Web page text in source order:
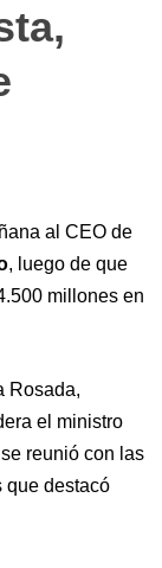
al CEO de
, luego de que
millones en
Rosada,
el ministro
reunió con las
que destacó